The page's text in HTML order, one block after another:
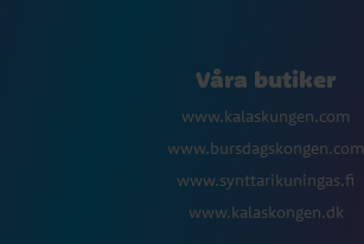
Våra butiker
www.kalaskungen.com
www.bursdagskongen.com
www.synttarikuningas.fi
www.kalaskongen.dk